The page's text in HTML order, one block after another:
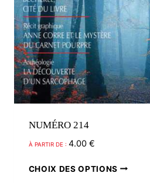
NUMÉRO 214
À PARTIR DE : 4.00 €
CHOIX DES OPTIONS